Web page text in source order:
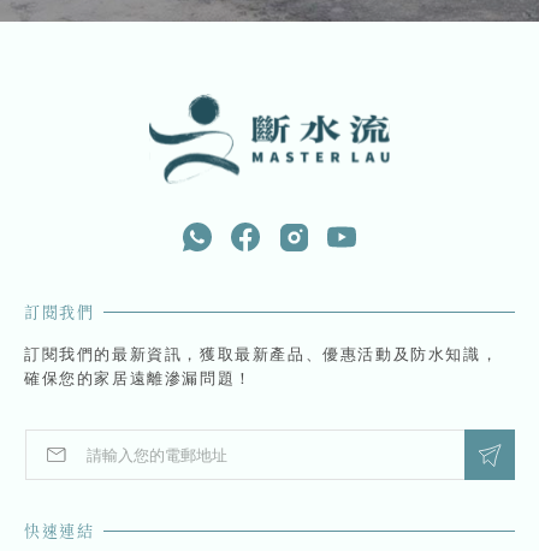
訂閱我們
訂閱我們的最新資訊，獲取最新產品、優惠活動及防水知識，
確保您的家居遠離滲漏問題！
a
l
a
l快速連結